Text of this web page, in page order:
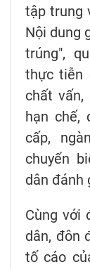
tập trung
Nội dung
trúng",
thực tiễn
chất
hạn chế,
cấp,
chuyển
dân đánh
Cùng với
dân, đôn
tố cáo